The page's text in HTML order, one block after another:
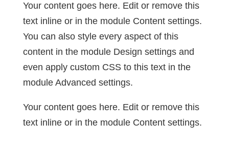
Your content goes here. Edit or remove this
text inline or in the module Content settings.
You can also style every aspect of this
content in the module Design settings and
even apply custom CSS to this text in the
module Advanced settings.
Your content goes here. Edit or remove this
text inline or in the module Content settings.